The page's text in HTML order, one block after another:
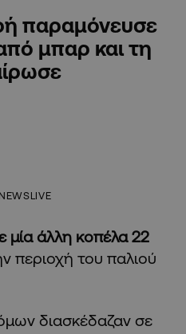
παραμόνευσε
μπαρ και τη
μία άλλη κοπέλα 22
περιοχή του παλιού
διασκέδαζαν σε